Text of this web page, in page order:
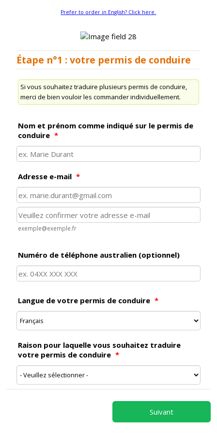
Prefer to order in English? Click here.
Étape n°1 : votre permis de conduire
Si vous souhaitez traduire plusieurs permis de conduire,
merci de bien vouloir les commander individuellement.
Nom et prénom comme indiqué sur le permis de
conduire *
Adresse e-mail *
Confirmation Email
exemple@exemple.fr
Numéro de téléphone australien (optionnel)
Langue de votre permis de conduire *
Raison pour laquelle vous souhaitez traduire
votre permis de conduire *
Suivant